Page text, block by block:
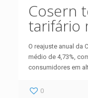
Cosern
tarifário
O reajuste anual da
médio de 4,73%,
consumidores em
0